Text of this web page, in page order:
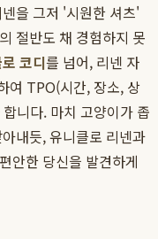
을 그저 '시원한 셔츠'
절반도 채 경험하지 못
코디를 넘어, 리넨 자
여 TPO(시간, 장소, 상
니다. 마치 고양이가 좁
내듯, 유니클로 리넨과
안한 당신을 발견하게